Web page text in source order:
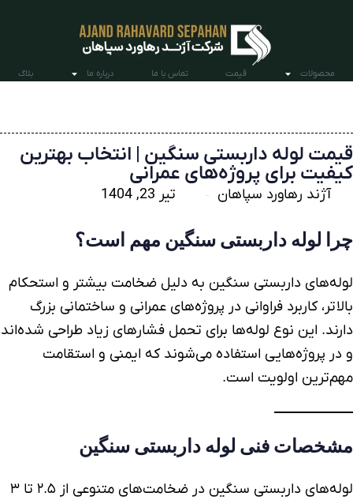
محصولات قیمت تماس با ما درباره ما بلاگ
قیمت لوله داربستی سنگین | انتخاب بهترین
کیفیت برای پروژه‌های عمرانی
آژند رهاورد سپاهان تیر 23, 1404
چرا لوله داربستیسنگین مهم است؟
لوله‌های داربستی سنگین به دلیل ضخامت بیشتر و استحکام
بالاتر، کاربرد فراوانی در پروژه‌های عمرانی و ساختمانی بزرگ
دارند. این نوع لوله‌ها برای تحمل فشارهای زیاد طراحی شده‌اند
و در پروژه‌هایی استفاده می‌شوند که ایمنی و استقامت
مهم‌ترین اولویت است.
مشخصات فنی لوله داربستیسنگین
لوله‌های داربستی سنگین در ضخامت‌های متنوعی از ۲.۵ تا ۳